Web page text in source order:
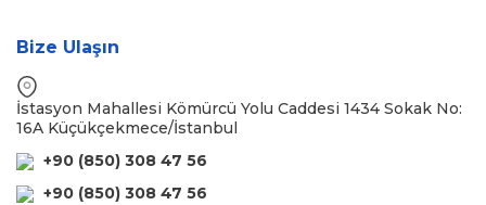
Bize Ulaşın
İstasyon Mahallesi Kömürcü Yolu Caddesi 1434 Sokak No:
16A Küçükçekmece/İstanbul
+90 (850) 308 47 56
+90 (850) 308 47 56